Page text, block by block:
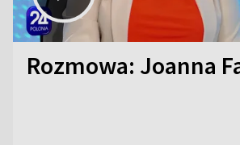
Rozmowa: Joanna